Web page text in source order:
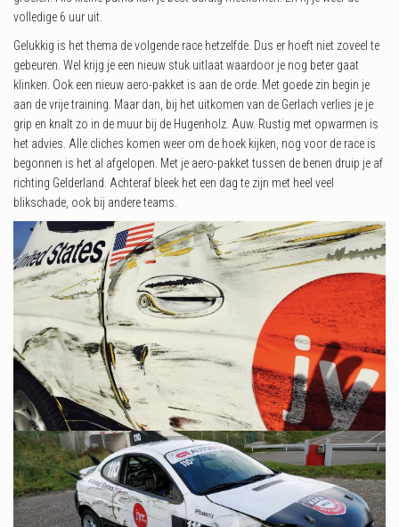
volledige 6 uur uit.
Gelukkig is het thema de volgende race hetzelfde. Dus er hoeft niet zoveel te
gebeuren. Wel krijg je een nieuw stuk uitlaat waardoor je nog beter gaat
klinken. Ook een nieuw aero-pakket is aan de orde. Met goede zin begin je
aan de vrije training. Maar dan, bij het uitkomen van de Gerlach verlies je je
grip en knalt zo in de muur bij de Hugenholz. Auw. Rustig met opwarmen is
het advies. Alle cliches komen weer om de hoek kijken, nog voor de race is
begonnen is het al afgelopen. Met je aero-pakket tussen de benen druip je af
richting Gelderland. Achteraf bleek het een dag te zijn met heel veel
blikschade, ook bij andere teams.